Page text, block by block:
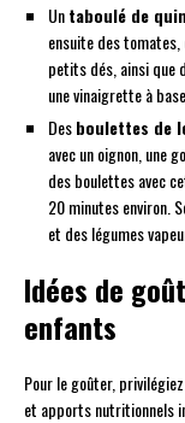
Untaboulé de
ensuite des
petits dés, ainsi que
une vinaigrette à
Desboulettes de
avec un oignon, une
des boulettes avec
20 minutes environ.
et des légumes
Idées de
enfants
Pour le goûter,
et apports nutritionnels